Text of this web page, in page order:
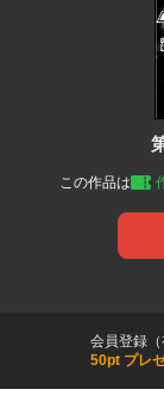
この作品は
会員登録
50pt プレ